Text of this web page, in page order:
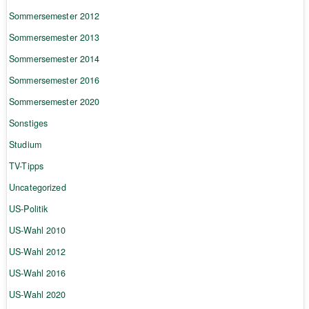
Sommersemester 2012
Sommersemester 2013
Sommersemester 2014
Sommersemester 2016
Sommersemester 2020
Sonstiges
Studium
TV-Tipps
Uncategorized
US-Politik
US-Wahl 2010
US-Wahl 2012
US-Wahl 2016
US-Wahl 2020